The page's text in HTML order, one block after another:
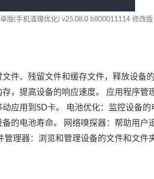
版(手机清理优化) v25.08.0 b800011114 修改版
件、残留文件和缓存文件，释放设备
，提高设备的响应速度。 应用程序管
应用到SD卡。 电池优化：监控设备
的电池寿命。 网络嗅探器：帮助用户
理器：浏览和管理设备的文件和文件